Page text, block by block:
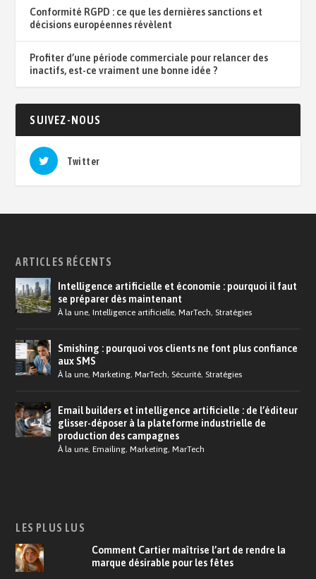
Conformité RGPD : ce que les dernières sanctions et
décisions européennes révèlent
Profiter d’une période commerciale pour relancer des
inactifs, est-ce vraiment une bonne idée ?
SUIVEZ-NOUS
Twitter
ARTICLES RÉCENTS
Intelligence artificielle et économie : pourquoi il faut
se préparer dès maintenant
À la une,Intelligence artificielle,MarTech, Stratégies
Smishing : pourquoi vos clients ne font plus confiance
aux SMS
À la une,Marketing,MarTech, Sécurité, Stratégies
Email builders et intelligence artificielle : de l’éditeur
glisser-déposer à la plateforme industrielle de
production des campagnes
À la une,Emailing,Marketing,MarTech
LES PLUS LUS
Comment Cartier maîtrise l’art de rendre la
marque désirable pour les fêtes